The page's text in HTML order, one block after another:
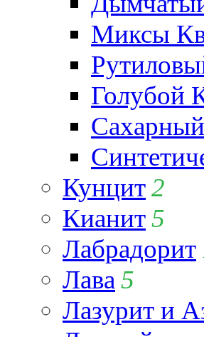
Миксы
Голубой
Сахарный
Кунцит2
Кианит5
Лабрадорит
Лава 5
Лазурит и